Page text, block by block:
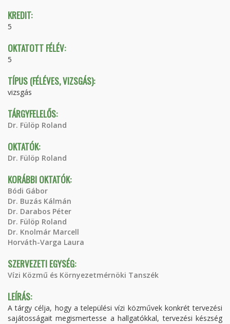
KREDIT:
5
OKTATOTT FÉLÉV:
5
TÍPUS (FÉLÉVES, VIZSGÁS):
vizsgás
TÁRGYFELELŐS:
Dr. Fülöp Roland
OKTATÓK:
Dr. Fülöp Roland
KORÁBBI OKTATÓK:
Bódi Gábor
Dr. Buzás Kálmán
Dr. Darabos Péter
Dr. Fülöp Roland
Dr. Knolmár Marcell
Horváth-Varga Laura
SZERVEZETI EGYSÉG:
Vízi Közmű és Környezetmérnöki Tanszék
LEÍRÁS:
A tárgy célja, hogy a települési vízi közművek konkrét tervezési
sajátosságait megismertesse a hallgatókkal, tervezési készség